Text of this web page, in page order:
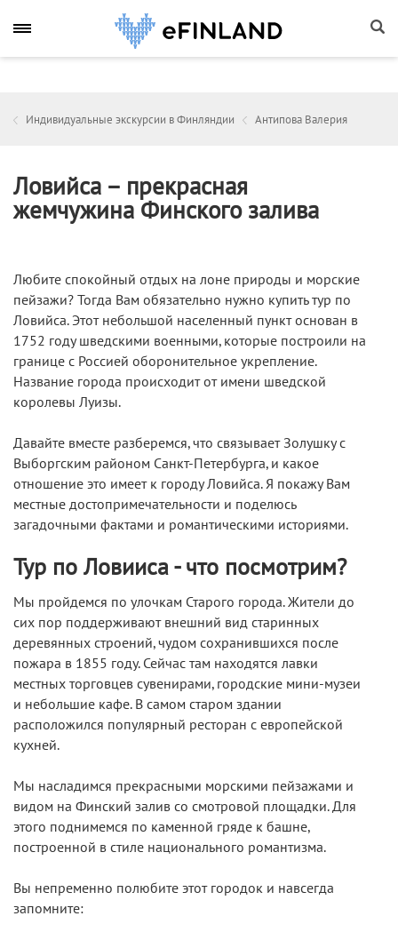
Индивидуальные экскурсии в Финляндии Антипова Валерия
Ловийса – прекрасная
жемчужина Финского залива
Любите спокойный отдых на лоне природы и морские
пейзажи? Тогда Вам обязательно нужно купить тур по
Ловийса. Этот небольшой населенный пункт основан в
1752 году шведскими военными, которые построили на
границе с Россией оборонительное укрепление.
Название города происходит от имени шведской
королевы Луизы.
Давайте вместе разберемся, что связывает Золушку с
Выборгским районом Санкт-Петербурга, и какое
отношение это имеет к городу Ловийса. Я покажу Вам
местные достопримечательности и поделюсь
загадочными фактами и романтическими историями.
Тур по Ловииса - что посмотрим?
Мы пройдемся по улочкам Старого города. Жители до
сих пор поддерживают внешний вид старинных
деревянных строений, чудом сохранившихся после
пожара в 1855 году. Сейчас там находятся лавки
местных торговцев сувенирами, городские мини-музеи
и небольшие кафе. В самом старом здании
расположился популярный ресторан с европейской
кухней.
Мы насладимся прекрасными морскими пейзажами и
видом на Финский залив со смотровой площадки. Для
этого поднимемся по каменной гряде к башне,
построенной в стиле национального романтизма.
Вы непременно полюбите этот городок и навсегда
запомните: